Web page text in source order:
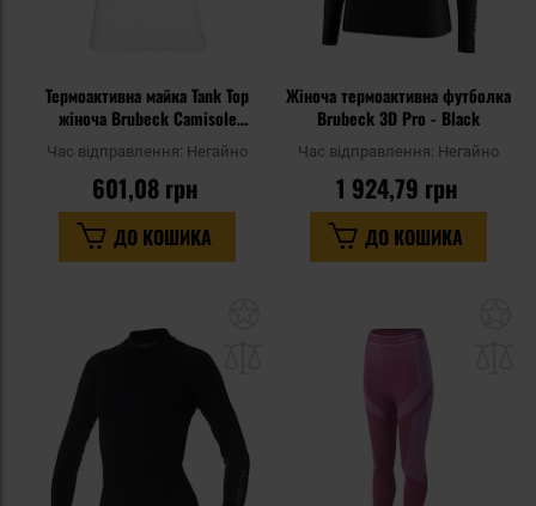
Термоактивна майка Tank Top
жіноча Brubeck Camisole
Comfort Cotton - White
Час відправлення: Негайно
601,08 грн
ДО КОШИКА
Жіноча термоактивна футболка
Brubeck 3D Pro - Black
Час відправлення: Негайно
1 924,79 грн
ДО КОШИКА